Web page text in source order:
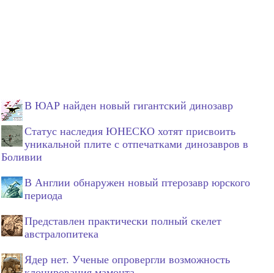
В ЮАР найден новый гигантский динозавр
Статус наследия ЮНЕСКО хотят присвоить
уникальной плите с отпечатками динозавров в
Боливии
В Англии обнаружен новый птерозавр юрского
периода
Представлен практически полный скелет
австралопитека
Ядер нет. Ученые опровергли возможность